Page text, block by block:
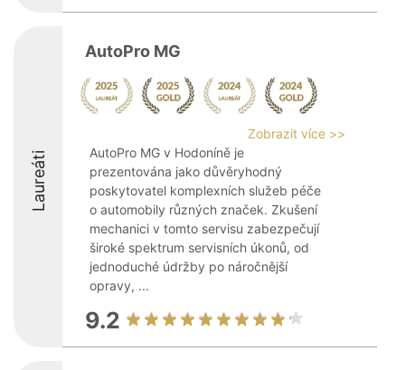
Laureáti
AutoPro MG
Zobrazit více >>
AutoPro MG v Hodoníně je
prezentována jako důvěryhodný
poskytovatel komplexních služeb péče
o automobily různých značek. Zkušení
mechanici v tomto servisu zabezpečují
široké spektrum servisních úkonů, od
jednoduché údržby po náročnější
opravy, ...
9.2